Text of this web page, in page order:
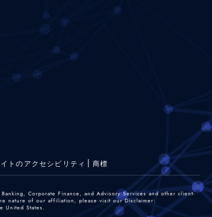
トのアクセシビリティ 商標
Corporate Finance, and Advisory Services and other client-
nature of our affiliation, please visit our Disclaimer:
United States.